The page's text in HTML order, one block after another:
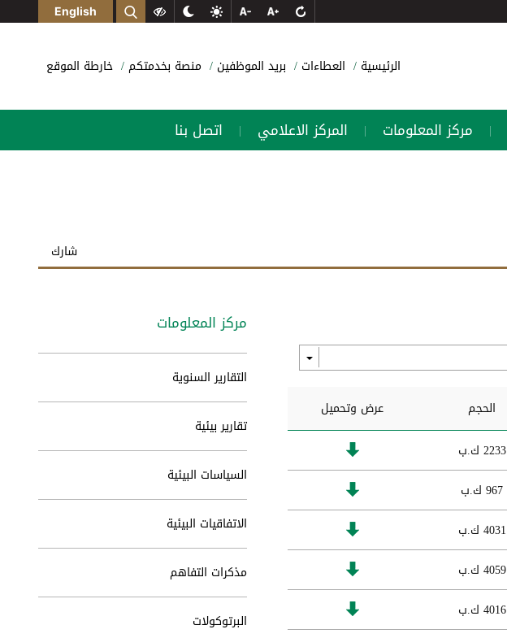
English
الرئيسية العطاءات بريد الموظفين منصة بخدمتكم خارطة الموقع
| مركز المعلومات | المركز الاعلامي | اتصل بنا
شارك
الحجم
عرض وتحميل
2233 ك.ب
967 ك.ب
4031 ك.ب
4059 ك.ب
4016 ك.ب
مركز المعلومات
التقارير السنوية
تقارير بيئية
السياسات البيئية
الاتفاقيات البيئية
مذكرات التفاهم
البرتوكولات